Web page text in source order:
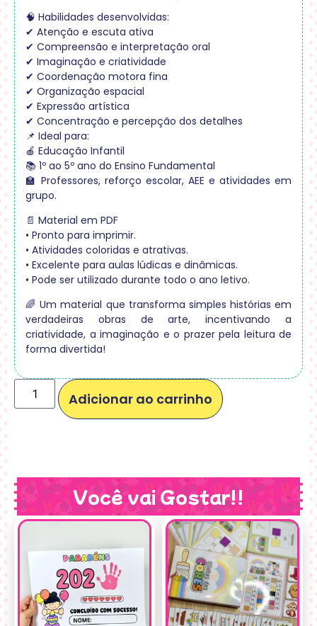
🧠 Habilidades desenvolvidas:
✔ Atenção e escuta ativa
✔ Compreensão e interpretação oral
✔ Imaginação e criatividade
✔ Coordenação motora fina
✔ Organização espacial
✔ Expressão artística
✔ Concentração e percepção dos detalhes
📌 Ideal para:
🍎 Educação Infantil
📚 1º ao 5º ano do Ensino Fundamental
🏫 Professores, reforço escolar, AEE e atividades em
grupo.
📄 Material em PDF
• Pronto para imprimir.
• Atividades coloridas e atrativas.
• Excelente para aulas lúdicas e dinâmicas.
• Pode ser utilizado durante todo o ano letivo.
🌈 Um material que transforma simples histórias em
verdadeiras obras de arte, incentivando a
criatividade, a imaginação e o prazer pela leitura de
forma divertida!
Adicionar ao carrinho
Você vai Gostar!!